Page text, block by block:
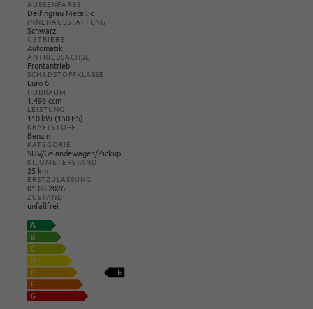
AUSSENFARBE
Delfingrau Metallic
INNENAUSSTATTUNG
Schwarz
GETRIEBE
Automatik
ANTRIEBSACHSE
Frontantrieb
SCHADSTOFFKLASSE
Euro 6
HUBRAUM
1.498 ccm
LEISTUNG
110 kW (150 PS)
KRAFTSTOFF
Benzin
KATEGORIE
SUV/Geländewagen/Pickup
KILOMETERSTAND
25 km
ERSTZULASSUNG
01.08.2026
ZUSTAND
unfallfrei